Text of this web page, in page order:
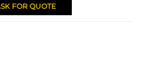
FOR QUOTE